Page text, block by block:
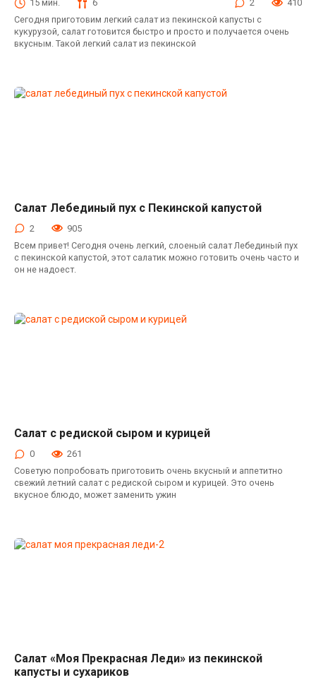
15 мин. 6 2
410
Сегодня приготовим легкий салат из пекинской капусты с
кукурузой, салат готовится быстро и просто и получается очень
вкусным. Такой легкий салат из пекинской
Салаты с пекинской капустой
Салат Лебединый пух с Пекинской капустой
2
905
Всем привет! Сегодня очень легкий, слоеный салат Лебединый пух
с пекинской капустой, этот салатик можно готовить очень часто и
он не надоест.
Салаты с курицей
Салат с редиской сыром и курицей
0
261
Советую попробовать приготовить очень вкусный и аппетитно
свежий летний салат с редиской сыром и курицей. Это очень
вкусное блюдо, может заменить ужин
Салаты с ветчиной
Салат «Моя Прекрасная Леди» из пекинской
капусты и сухариков